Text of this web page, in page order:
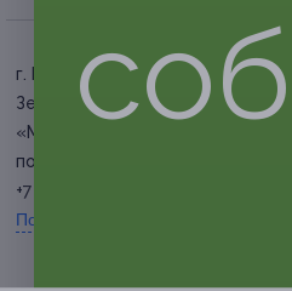
г. Краснодар, ул.
Зеленоградская, д. 40 (ЖК
«Молодежный»)
по предварительной записи
+7 (967) 306-11-78
Показать номер телефона